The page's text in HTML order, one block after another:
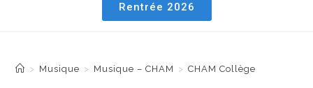
Rentrée 2026
> Musique > Musique – CHAM > CHAM Collège